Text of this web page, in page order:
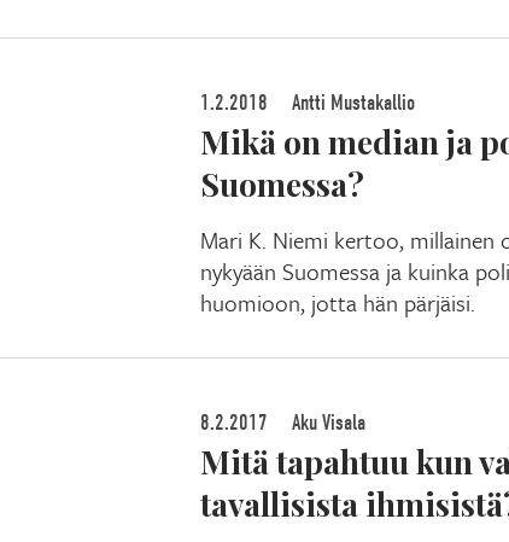
1.2.2018 Antti Mustakallio
Mikä on median ja
Suomessa?
Mari K. Niemi kertoo, millainen
nykyään Suomessa ja kuinka
huomioon, jotta hän pärjäisi.
8.2.2017 Aku Visala
Mitä tapahtuu kun
tavallisista